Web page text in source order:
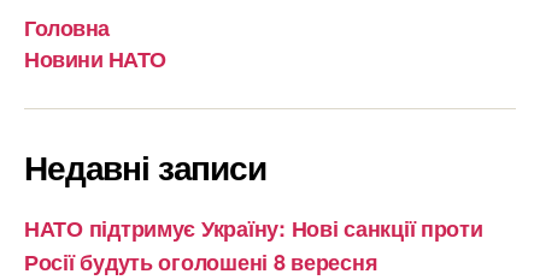
Головна
Новини НАТО
Недавні записи
НАТО підтримує Україну: Нові санкції проти
Росії будуть оголошені 8 вересня